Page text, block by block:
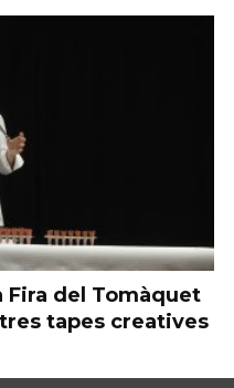
Fira del Tomàquet
tapes creatives